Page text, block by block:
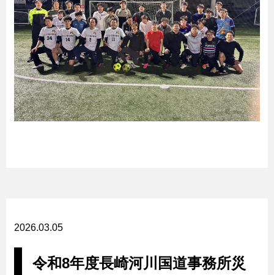
2026.03.05
令和8年度長崎河川国道事務所災